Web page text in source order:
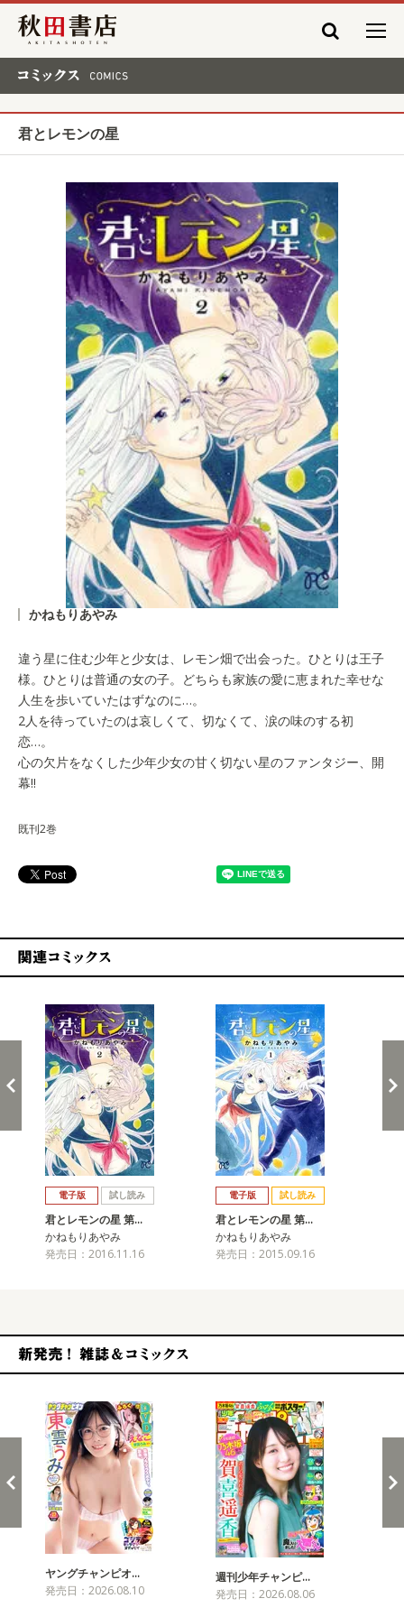
秋田書店
君とレモンの星
かねもりあやみ
違う星に住む少年と少女は、レモン畑で出会った。ひとりは王子
様。ひとりは普通の女の子。どちらも家族の愛に恵まれた幸せな
人生を歩いていたはずなのに…。
2人を待っていたのは哀しくて、切なくて、涙の味のする初
恋…。
心の欠片をなくした少年少女の甘く切ない星のファンタジー、開
幕!!
既刊2巻
電子版 試し読み
君とレモンの星 第…
かねもりあやみ
発売日：2016.11.16
電子版 試し読み
君とレモンの星 第…
かねもりあやみ
発売日：2015.09.16
ヤングチャンピオ…
発売日：2026.08.10
週刊少年チャンピ…
発売日：2026.08.06